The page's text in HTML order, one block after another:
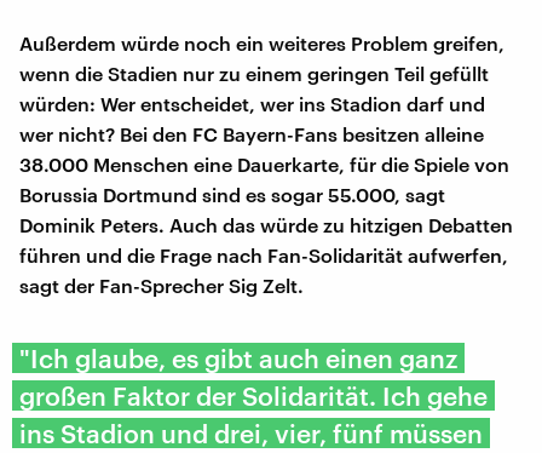
Außerdem würde noch ein weiteres Problem greifen,
wenn die Stadien nur zu einem geringen Teil gefüllt
würden: Wer entscheidet, wer ins Stadion darf und
wer nicht? Bei den FC Bayern-Fans besitzen alleine
38.000 Menschen eine Dauerkarte, für die Spiele von
Borussia Dortmund sind es sogar 55.000, sagt
Dominik Peters. Auch das würde zu hitzigen Debatten
führen und die Frage nach Fan-Solidarität aufwerfen,
sagt der Fan-Sprecher Sig Zelt.
"Ich glaube, es gibt auch einen ganz
großen Faktor der Solidarität. Ich gehe
ins Stadion und drei, vier, fünf müssen